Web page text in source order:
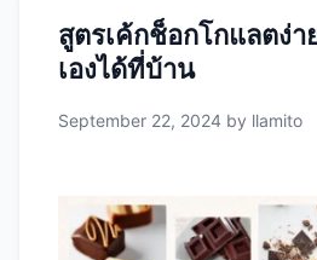
ผงโกโก้: ต่างกันอย่างไร? หลา
คาเคา (Cacao Powder) กับ ผ
สูตรเค้กช็อกโกแลตง่า
เองได้ที่บ้าน
September 22, 2024 by llamito